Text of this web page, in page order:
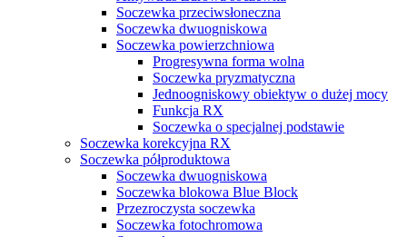
Soczewka przeciwsłoneczna
Soczewka dwuogniskowa
Soczewka powierzchniowa
Progresywna forma wolna
Soczewka pryzmatyczna
Jednoogniskowy obiektyw o dużej mocy
Funkcja RX
Soczewka o specjalnej podstawie
Soczewka korekcyjna RX
Soczewka półproduktowa
Soczewka dwuogniskowa
Soczewka blokowa Blue Block
Przezroczysta soczewka
Soczewka fotochromowa